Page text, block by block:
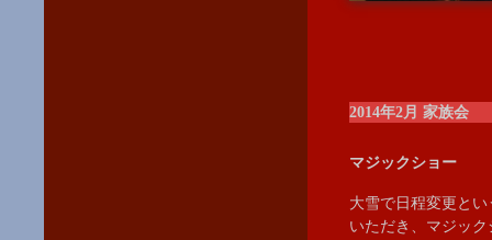
2014年2月 家族会
マジックショー
大雪で日程変更と
いただき、マジッ